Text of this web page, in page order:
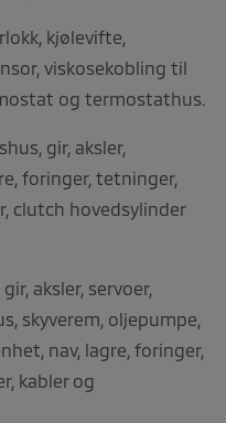
kjølevifte,
viskosekobling til
og termostathus.
gir, aksler,
foringer, tetninger,
clutch hovedsylinder
aksler, servoer,
skyverem, oljepumpe,
nav, lagre, foringer,
kabler og